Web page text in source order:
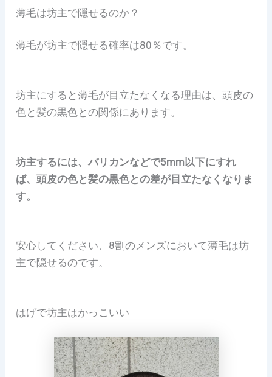
薄毛は坊主で隠せるのか？
薄毛が坊主で隠せる確率は80％です。
坊主にすると薄毛が目立たなくなる理由は、頭皮の
色と髪の黒色との関係にあります。
坊主するには、バリカンなどで5mm以下にすれ
ば、頭皮の色と髪の黒色との差が目立たなくなりま
す。
安心してください、8割のメンズにおいて薄毛は坊
主で隠せるのです。
はげで坊主はかっこいい